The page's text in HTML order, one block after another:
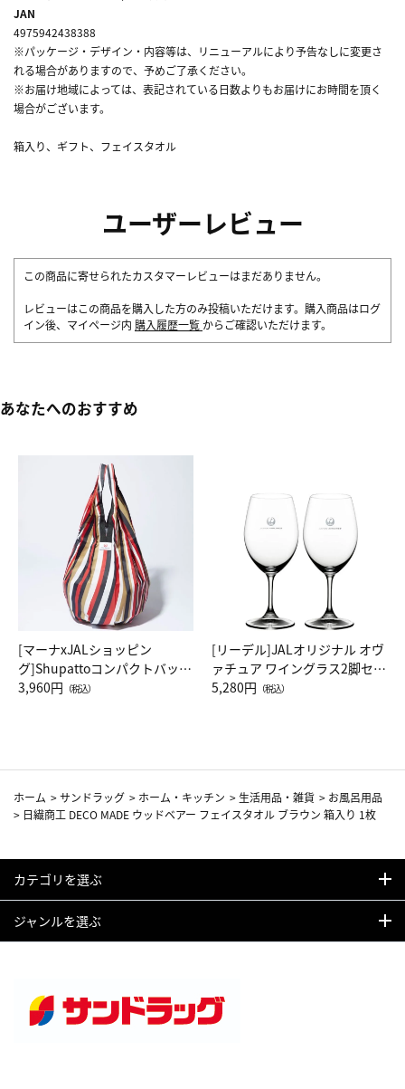
JAN
4975942438388
※パッケージ・デザイン・内容等は、リニューアルにより予告なしに変更さ
れる場合がありますので、予めご了承ください。
※お届け地域によっては、表記されている日数よりもお届けにお時間を頂く
場合がございます。
箱入り、ギフト、フェイスタオル
ユーザーレビュー
この商品に寄せられたカスタマーレビューはまだありません。
レビューはこの商品を購入した方のみ投稿いただけます。購入商品はログ
イン後、マイページ内 購入履歴一覧 からご確認いただけます。
あなたへのおすすめ
[マーナxJALショッピン
グ]Shupattoコンパクトバッグ
Drop JAL客室乗務員（LC）ス
3,960円 （税込）
[リーデル]JALオリジナル オヴ
ァチュア ワイングラス2脚セッ
ト（レッドワイン）
5,280円 （税込）
ホーム >サンドラッグ > ホーム・キッチン > 生活用品・雑貨 > お風呂用品
> 日繊商工 DECO MADE ウッドベアー フェイスタオル ブラウン 箱入り 1枚
カテゴリを選ぶ
ジャンルを選ぶ